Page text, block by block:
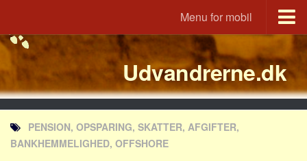
Menu for mobil
Portal
Udvandrerne.dk
Utvandrerne.no
Utvandrarna.se
Tyskland.dk
Udvandrerne.dk
PENSION, OPSPARING, SKATTER, AFGIFTER,
BANKHEMMELIGHED, OFFSHORE